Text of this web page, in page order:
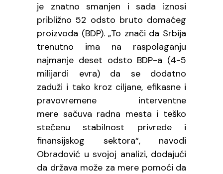
je znatno smanjen i sada iznosi
približno 52 odsto bruto domaćeg
proizvoda (BDP). „To znači da Srbija
trenutno ima na raspolaganju
najmanje deset odsto BDP-a (4-5
milijardi evra) da se dodatno
zaduži i tako kroz ciljane, efikasne i
pravovremene interventne
mere sačuva radna mesta i teško
stečenu stabilnost privrede i
finansijskog sektora“, navodi
Obradović u svojoj analizi, dodajući
da država može za mere pomoći da